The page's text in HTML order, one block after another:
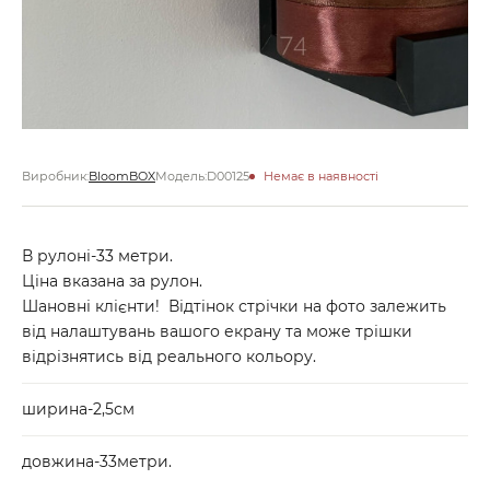
Виробник:BloomBOXМодель:D00125 Немає в наявності
В рулоні-33 метри.
Ціна вказана за рулон.
Шановні клієнти! Відтінок стрічки на фото залежить
від налаштувань вашого екрану та може трішки
відрізнятись від реального кольору.
ширина-2,5см
довжина-33метри.